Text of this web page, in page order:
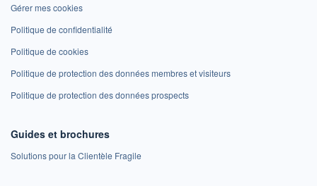
Gérer mes cookies
Politique de confidentialité
Politique de cookies
Politique de protection des données membres et visiteurs
Politique de protection des données prospects
Guides et brochures
Solutions pour la Clientèle Fragile